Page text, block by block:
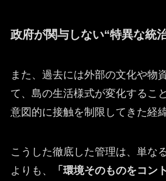
政府が関与しない“特異な統
また、過去には外部の文化や物
て、島の生活様式が変化するこ
意図的に接触を制限してきた経
こうした徹底した管理は、単な
よりも、
「環境そのものをコン